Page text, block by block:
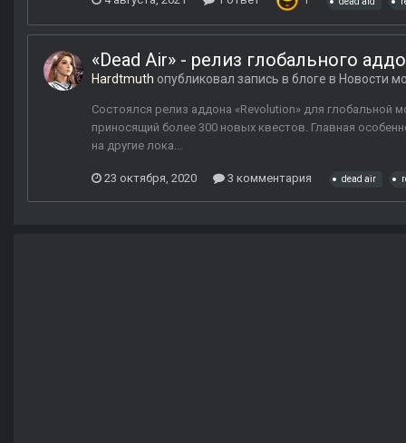
«Dead Air» - релиз глобального
Hardtmuth опубликовал запись в блоге в Новости
Состоялся релиз аддона «Revolution» для глобальной
приносящий более 300 новых квестов. Главная
на другие лока...
23 октября, 2020 3 комментария dead air